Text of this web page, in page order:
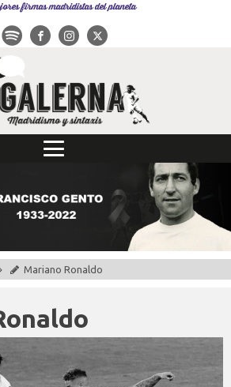
firmas madridistas del planeta
Mariano Ronaldo